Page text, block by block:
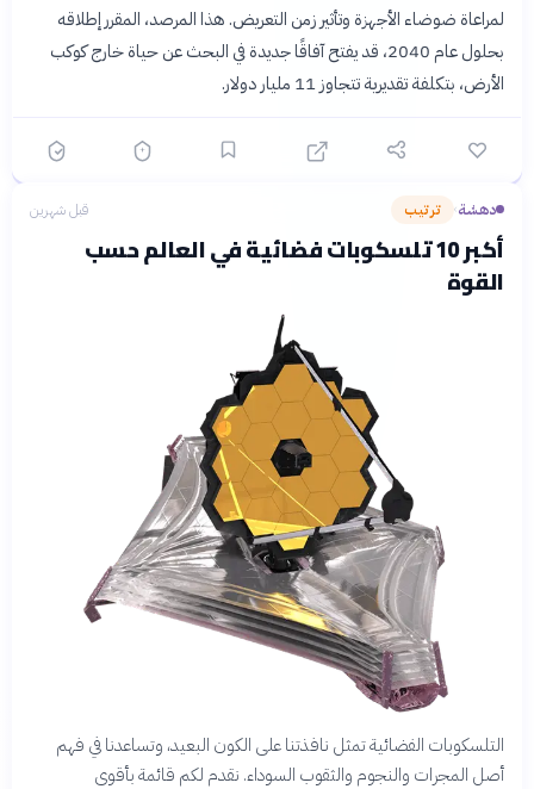
لمراعاة ضوضاء الأجهزة وتأثير زمن التعريض. هذا المرصد، المقرر إطلاقه
بحلول عام 2040، قد يفتح آفاقًا جديدة في البحث عن حياة خارج كوكب
الأرض، بتكلفة تقديرية تتجاوز 11 مليار دولار.
دهشة› ترتيب قبل شهرين
أكبر 10 تلسكوبات فضائية في العالم حسب
القوة
التلسكوبات الفضائية تمثل نافذتنا على الكون البعيد، وتساعدنا في فهم
أصل المجرات والنجوم والثقوب السوداء. نقدم لكم قائمة بأقوى